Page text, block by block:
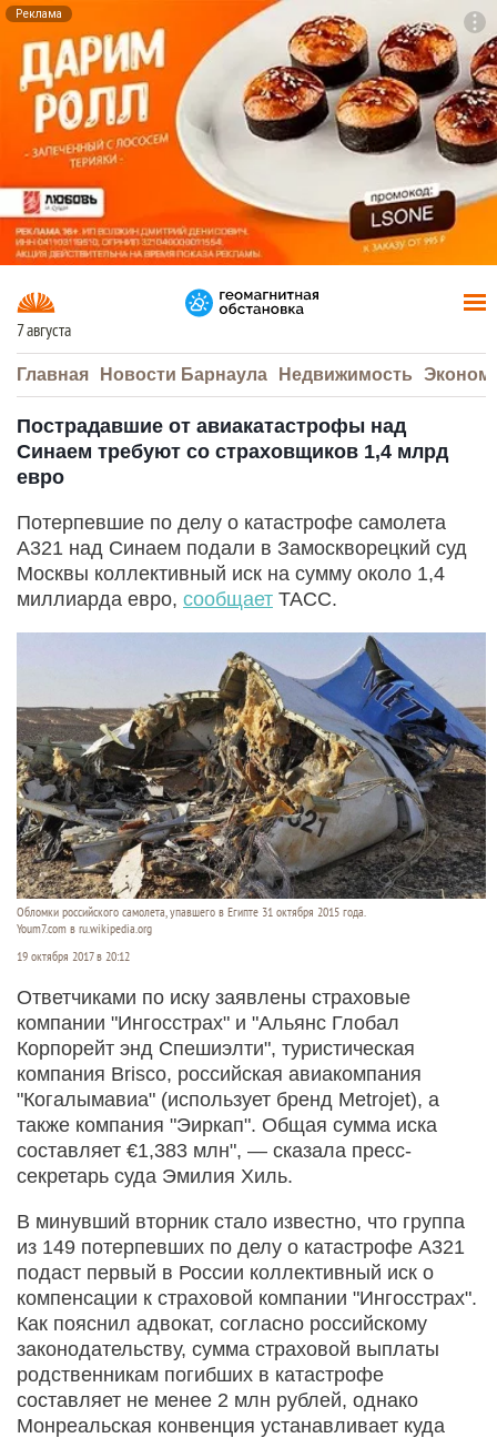
Реклама
7 августа
Главная Новости Барнаула Недвижимость
Пострадавшие от авиакатастрофы над
Синаем требуют со страховщиков 1,4 млрд
евро
Потерпевшие по делу о катастрофе самолета
A321 над Синаем подали в Замоскворецкий суд
Москвы коллективный иск на сумму около 1,4
миллиарда евро, сообщает ТАСС.
Обломки российского самолета, упавшего в Египте 31 октября 2015 года.
Youm7.com в ru.wikipedia.org
19 октября 2017 в 20:12
Ответчиками по иску заявлены страховые
компании "Ингосстрах" и "Альянс Глобал
Корпорейт энд Спешиэлти", туристическая
компания Brisco, российская авиакомпания
"Когалымавиа" (использует бренд Metrojet), а
также компания "Эиркап". Общая сумма иска
составляет €1,383 млн", — сказала пресс-
секретарь суда Эмилия Хиль.
В минувший вторник стало известно, что группа
из 149 потерпевших по делу о катастрофе A321
подаст первый в России коллективный иск о
компенсации к страховой компании "Ингосстрах".
Как пояснил адвокат, согласно российскому
законодательству, сумма страховой выплаты
родственникам погибших в катастрофе
составляет не менее 2 млн рублей, однако
Монреальская конвенция устанавливает куда